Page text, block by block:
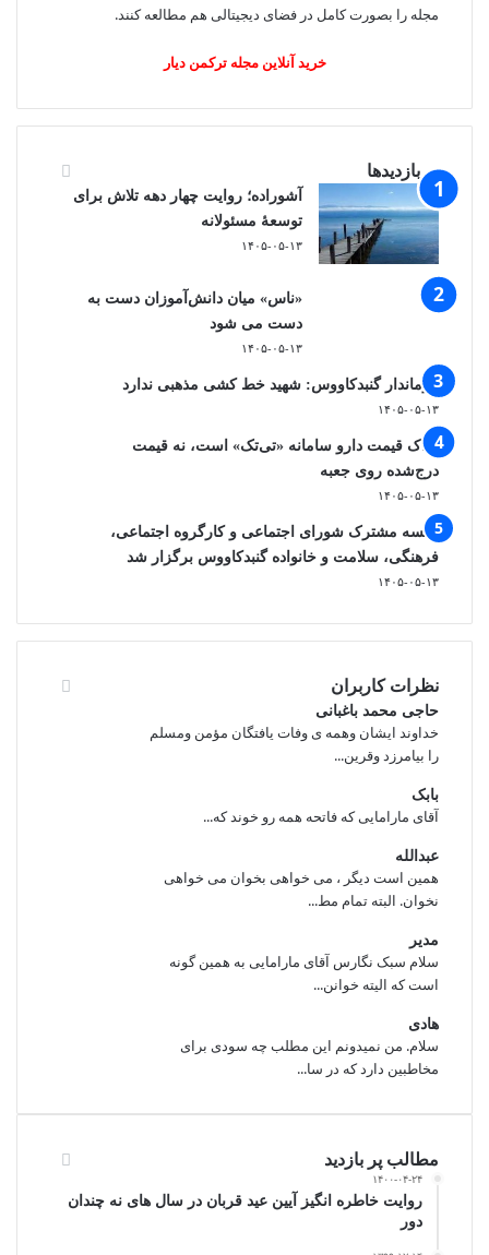
مجله را بصورت کامل در فضای دیجیتالی هم مطالعه کنند.
خرید آنلاین مجله ترکمن دیار
پر بازدیدها
آشوراده؛ روایت چهار دهه تلاش برای
توسعهٔ مسئولانه
۱۴۰۵-۰۵-۱۳
«ناس» میان دانش‌آموزان دست به
دست می شود
۱۴۰۵-۰۵-۱۳
فرماندار گنبدکاووس: شهید خط کشی مذهبی ندارد
۱۴۰۵-۰۵-۱۳
ملاک قیمت دارو سامانه «تی‌تک» است، نه قیمت
درج‌شده روی جعبه
۱۴۰۵-۰۵-۱۳
جلسه مشترک شورای اجتماعی و کارگروه اجتماعی،
فرهنگی، سلامت و خانواده گنبدکاووس برگزار شد
۱۴۰۵-۰۵-۱۳
نظرات کاربران
حاجی محمد باغبانی
خداوند ایشان وهمه ی وفات یافتگان مؤمن ومسلم
را بیامرزد وقرین...
بابک
آقای مارامایی که فاتحه همه رو خوند که...
عبدالله
همین است دیگر ، می خواهی بخوان می خواهی
نخوان. البته تمام مط...
مدیر
سلام سبک نگارس آقای مارامایی به همین گونه
است که الیته خوانن...
هادی
سلام. من نمیدونم این مطلب چه سودی برای
مخاطبین دارد که در سا...
مطالب پر بازدید
۱۴۰۰-۰۴-۲۴
روایت خاطره انگیز آیین عید قربان در سال های نه چندان
دور